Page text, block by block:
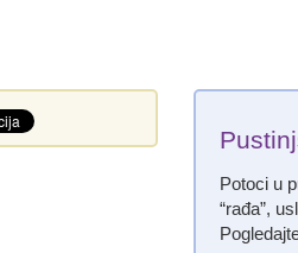
Potoci u
“rađa”,